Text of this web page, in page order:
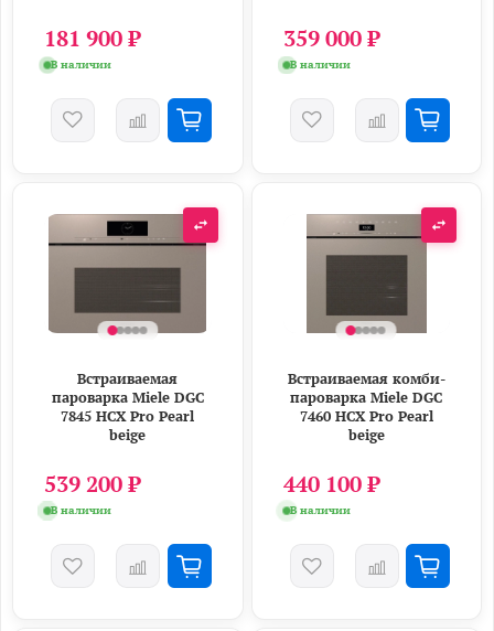
181 900 ₽
В наличии
359 000 ₽
В наличии
Встраиваемая
пароварка Miele DGC
7845 HCX Pro Pearl
beige
539 200 ₽
В наличии
Встраиваемая комби-
пароварка Miele DGC
7460 HCX Pro Pearl
beige
440 100 ₽
В наличии